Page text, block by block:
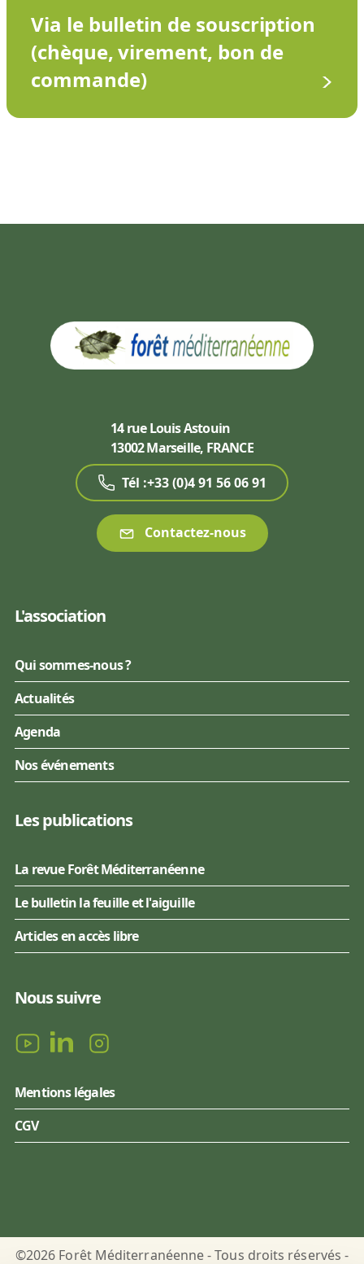
Via le bulletin de souscription
(chèque, virement, bon de
commande)
14 rue Louis Astouin
13002 Marseille, FRANCE
Tél :+33 (0)4 91 56 06 91
Contactez-nous
L'association
Qui sommes-nous ?
Actualités
Agenda
Nos événements
Les publications
La revue Forêt Méditerranéenne
Le bulletin la feuille et l'aiguille
Articles en accès libre
Nous suivre
Mentions légales
CGV
©2026 Forêt Méditerranéenne - Tous droits réservés -